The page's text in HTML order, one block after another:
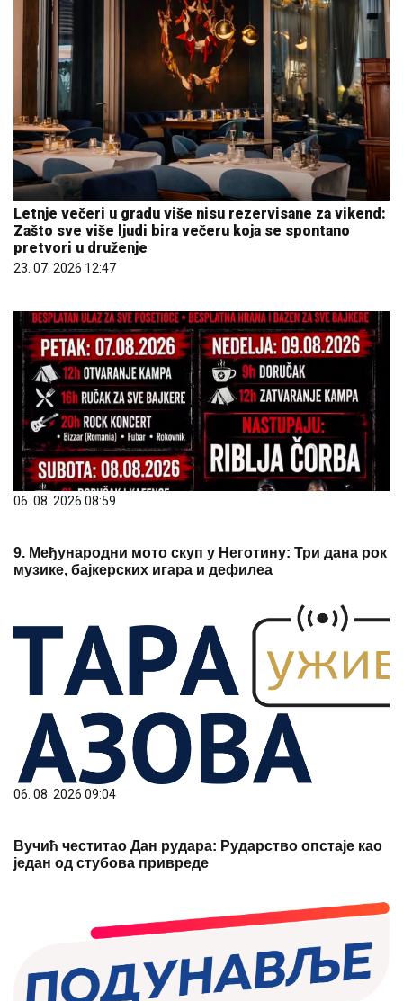
Letnje večeri u gradu više nisu rezervisane za vikend:
Zašto sve više ljudi bira večeru koja se spontano
pretvori u druženje
23. 07. 2026 12:47
06. 08. 2026 08:59
9. Међународни мото скуп у Неготину: Три дана рок
музике, бајкерских игара и дефилеа
06. 08. 2026 09:04
Вучић честитао Дан рудара: Рударство опстаје као
један од стубова привреде